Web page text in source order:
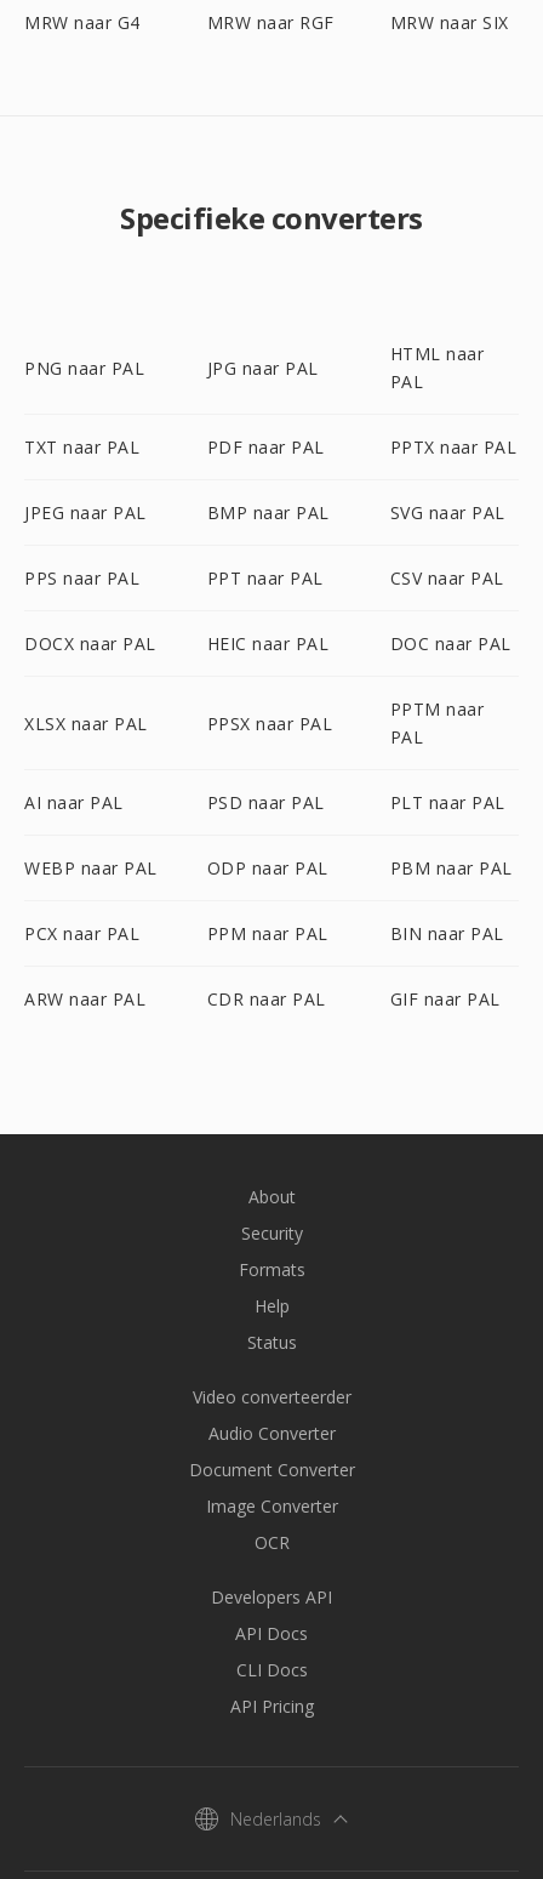
MRW naar G4 MRW naar RGF MRW naar SIX
Specifieke converters
PNG naar PAL JPG naar PAL
HTML naar
PAL
TXT naar PAL PDF naar PAL PPTX naar PAL
JPEG naar PAL BMP naar PAL SVG naar PAL
PPS naar PAL PPT naar PAL CSV naar PAL
DOCX naar PAL HEIC naar PAL DOC naar PAL
XLSX naar PAL PPSX naar PAL
PPTM naar
PAL
AI naar PAL PSD naar PAL PLT naar PAL
WEBP naar PAL ODP naar PAL PBM naar PAL
PCX naar PAL PPM naar PAL BIN naar PAL
ARW naar PAL CDR naar PAL GIF naar PAL
About
Security
Formats
Help
Status
Video converteerder
Audio Converter
Document Converter
Image Converter
OCR
Developers API
API Docs
CLI Docs
API Pricing
Nederlands